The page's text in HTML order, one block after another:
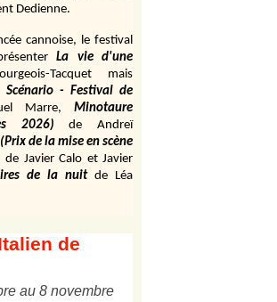
Dedienne.
cannoise, le festival
La vie d'une
Tacquet
mais
- Festival de
Marre,
Minotaure
2026)
de Andreï
de la mise en scène
de Javier Calo et Javier
de la nuit de Léa
de
au 8 novembre